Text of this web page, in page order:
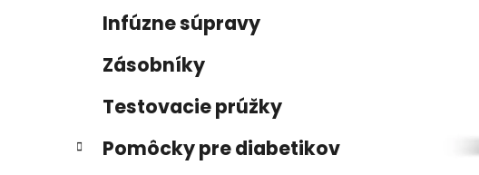
l
Infúzne súpravy
Zásobníky
Testovacie prúžky
Pomôcky pre diabetikov